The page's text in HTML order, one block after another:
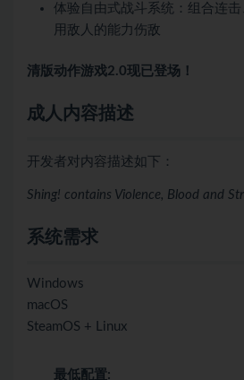
体验自由式战斗系统：组合连
用敌人的能力伤敌
清版动作游戏2.0现已登场！
成人内容描述
开发者对内容描述如下：
Shing! contains Violence, Blood and
系统需求
Windows
macOS
SteamOS + Linux
最低配置: